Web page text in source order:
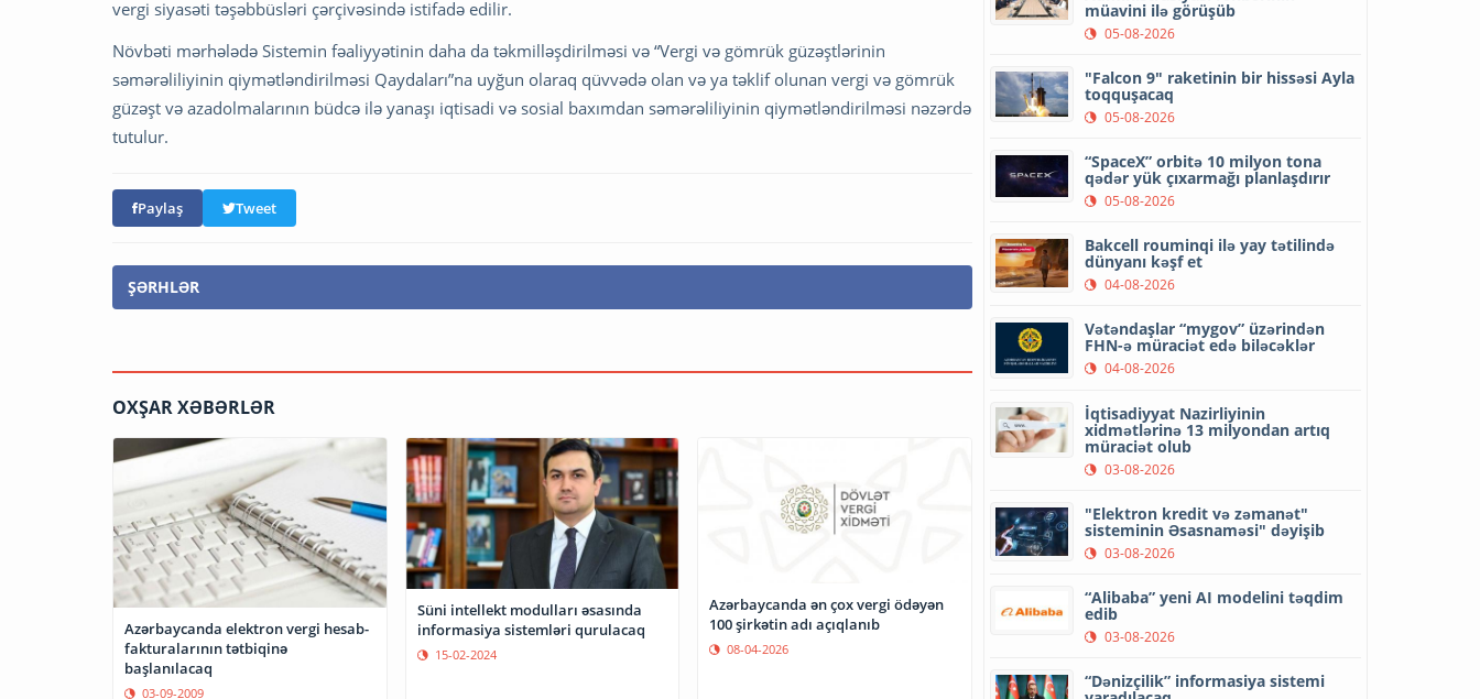
vergi siyasəti təşəbbüsləri çərçivəsində istifadə edilir.
Növbəti mərhələdə Sistemin fəaliyyətinin daha da təkmilləşdirilməsi və “Vergi və gömrük güzəştlərinin
səmərəliliyinin qiymətləndirilməsi Qaydaları”na uyğun olaraq qüvvədə olan və ya təklif olunan vergi və gömrük
güzəşt və azadolmalarının büdcə ilə yanaşı iqtisadi və sosial baxımdan səmərəliliyinin qiymətləndirilməsi nəzərdə
tutulur.
Paylaş Tweet
ŞƏRHLƏR
OXŞAR XƏBƏRLƏR
Azərbaycanda elektron vergi hesab-
fakturalarının tətbiqinə
başlanılacaq
03-09-2009
Süni intellekt modulları əsasında
informasiya sistemləri qurulacaq
15-02-2024
Azərbaycanda ən çox vergi ödəyən
100 şirkətin adı açıqlanıb
08-04-2026
müavini ilə görüşüb
05-08-2026
"Falcon 9" raketinin bir hissəsi Ayla
toqquşacaq
05-08-2026
“SpaceX” orbitə 10 milyon tona
qədər yük çıxarmağı planlaşdırır
05-08-2026
Bakcell rouminqi ilə yay tətilində
dünyanı kəşf et
04-08-2026
Vətəndaşlar “mygov” üzərindən
FHN-ə müraciət edə biləcəklər
04-08-2026
İqtisadiyyat Nazirliyinin
xidmətlərinə 13 milyondan artıq
müraciət olub
03-08-2026
"Elektron kredit və zəmanət"
sisteminin Əsasnaməsi" dəyişib
03-08-2026
“Alibaba” yeni AI modelini təqdim
edib
03-08-2026
“Dənizçilik” informasiya sistemi